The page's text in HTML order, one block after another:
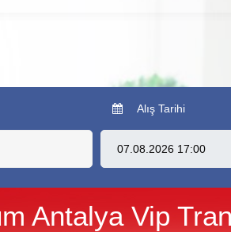
Alış Tarihi
Antalya Vip